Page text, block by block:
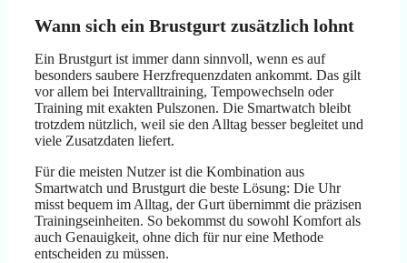
Wann sich ein Brustgurt zusätzlich lohnt
Ein Brustgurt ist immer dann sinnvoll, wenn es auf
besonders saubere Herzfrequenzdaten ankommt. Das gilt
vor allem bei Intervalltraining, Tempowechseln oder
Training mit exakten Pulszonen. Die Smartwatch bleibt
trotzdem nützlich, weil sie den Alltag besser begleitet und
viele Zusatzdaten liefert.
Für die meisten Nutzer ist die Kombination aus
Smartwatch und Brustgurt die beste Lösung: Die Uhr
misst bequem im Alltag, der Gurt übernimmt die präzisen
Trainingseinheiten. So bekommst du sowohl Komfort als
auch Genauigkeit, ohne dich für nur eine Methode
entscheiden zu müssen.